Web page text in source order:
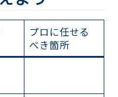
プロに任せる
べき箇所